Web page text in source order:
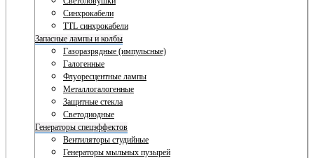
Синхрокабели
TTL синхрокабели
Запасные лампы и колбы
Газоразрядные (импульсные)
Галогенные
Флуоресцентные лампы
Металлогалогенные
Защитные стекла
Светодиодные
Генераторы спецэффектов
Вентиляторы студийные
Генераторы мыльных пузырей